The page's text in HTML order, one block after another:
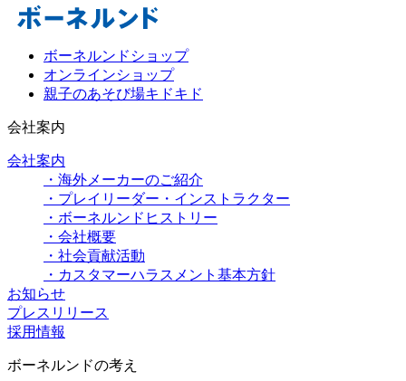
ボーネルンドショップ
オンラインショップ
親子のあそび場キドキド
会社案内
会社案内
・海外メーカーのご紹介
・プレイリーダー・インストラクター
・ボーネルンドヒストリー
・会社概要
・社会貢献活動
・カスタマーハラスメント基本方針
お知らせ
プレスリリース
採用情報
ボーネルンドの考え